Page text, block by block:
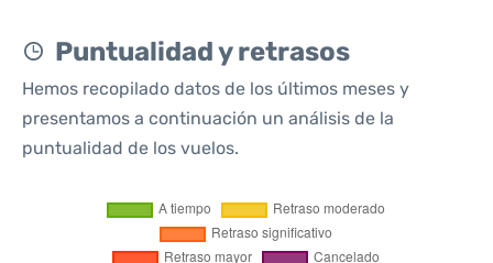
Puntualidad y retrasos
Hemos recopilado datos de los últimos meses y
presentamos a continuación un análisis de la
puntualidad de los vuelos.